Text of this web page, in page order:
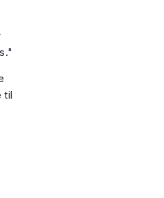
til